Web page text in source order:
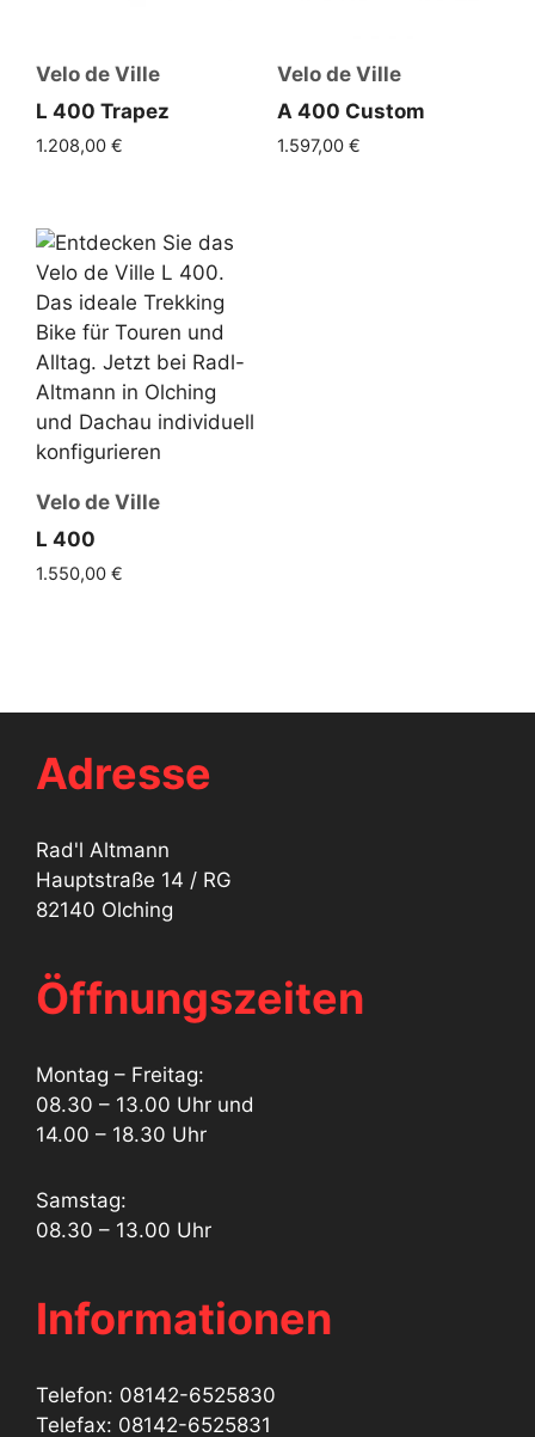
Velo de Ville
L 400 Trapez
1.208,00 €
Velo de Ville
A 400 Custom
1.597,00 €
Velo de Ville
L 400
1.550,00 €
Adresse
Rad'l Altmann
Hauptstraße 14 / RG
82140 Olching
Öffnungszeiten
Montag – Freitag:
08.30 – 13.00 Uhr und
14.00 – 18.30 Uhr
Samstag:
08.30 – 13.00 Uhr
Informationen
Telefon: 08142-6525830
Telefax: 08142-6525831